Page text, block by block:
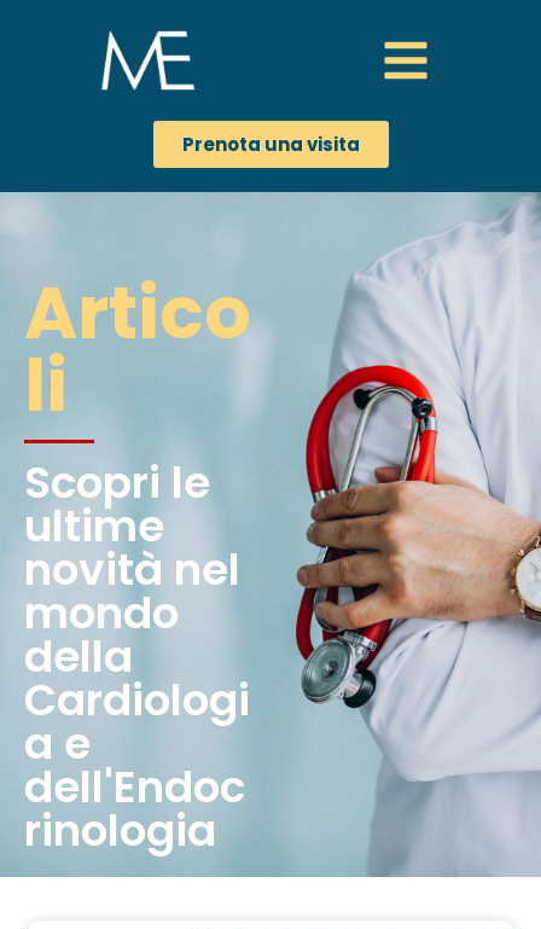
Prenota una visita
Artico
li
Scopri le
ultime
novità nel
mondo
della
Cardiologi
a e
dell'Endoc
rinologia